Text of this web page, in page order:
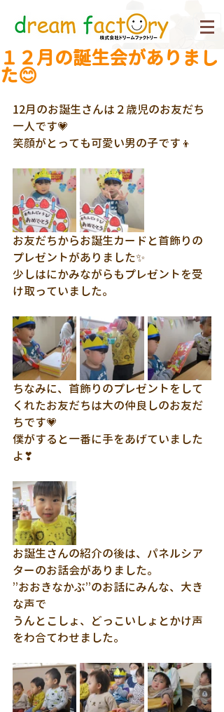
１２月の誕生会がありまし
た😊
12月のお誕生さんは２歳児のお友だち
一人です💗
笑顔がとっても可愛い男の子です👦
お友だちからお誕生カードと首飾りの
プレゼントがありました✨
少しはにかみながらもプレゼントを受
け取っていました。
ちなみに、首飾りのプレゼントをして
くれたお友だちは大の仲良しのお友だ
ちです💗
僕がすると一番に手をあげていました
よ❣
お誕生さんの紹介の後は、パネルシア
ターのお話会がありました。
”おおきなかぶ”のお話にみんな、大き
な声で
うんとこしょ、どっこいしょとかけ声
をわ合てわせました。